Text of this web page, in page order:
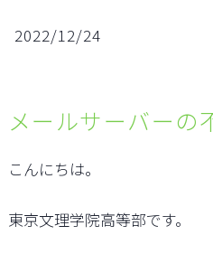
2022/12/24
メールサーバーの
こんにちは。
東京文理学院高等部です。